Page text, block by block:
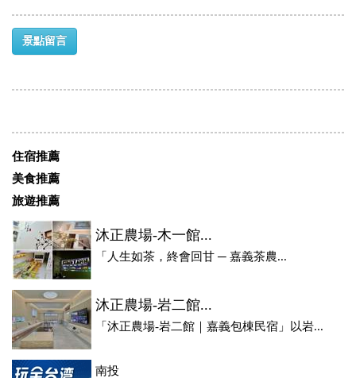
景點留言
住宿推薦
美食推薦
旅遊推薦
沐正農場-木一館...
「人生如茶，終會回甘 ─ 嘉義茶農...
沐正農場-岩二館...
「沐正農場-岩二館｜嘉義包棟民宿」以岩...
南投